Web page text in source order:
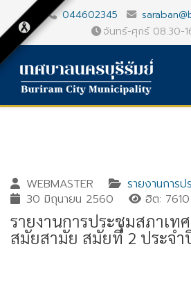
044602345
จันทร์-ศุกร์ 08.30-
WEBMASTER
รายงานการป
30 มิถุนายน 2560
ฮิต: 7610
รายงานการประชุมสภาเท
สมัยสามัย สมัยที่ 2 ประจ